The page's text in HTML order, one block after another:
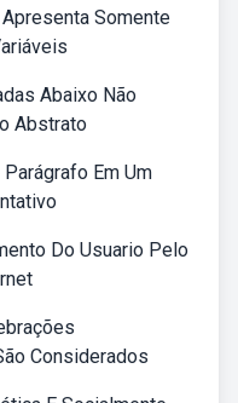
Somente
Abaixo Não
Abstrato
Em Um
Do Usuario Pelo
Considerados